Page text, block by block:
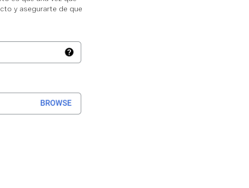
y asegurarte de que